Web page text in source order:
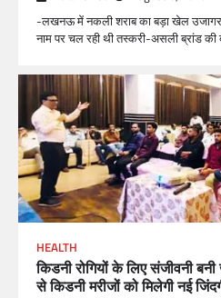
-लखनऊ में नकली शराब का बड़ा खेल
नाम पर चल रही थी तस्करी-असली ब्रांड
HEALTH
किडनी रोगियों के लिए संजीवनी
से किडनी मरीजों को मिलेगी नई